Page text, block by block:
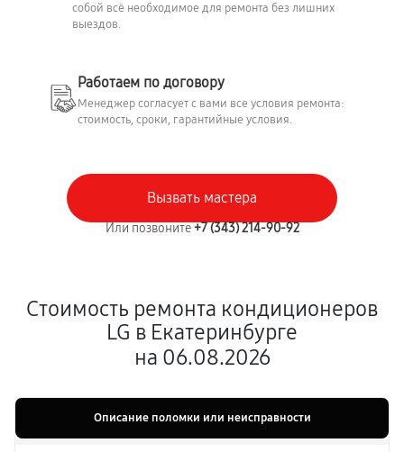
Вызвать мастера
Или позвоните +7 (343) 214-90-92
собой всё необходимое для ремонта без лишних
выездов.
Работаем по договору
Менеджер согласует с вами все условия ремонта:
стоимость, сроки, гарантийные условия.
Стоимость ремонта кондиционеров
LG в Екатеринбурге
на 06.08.2026
Описание поломки или неисправности